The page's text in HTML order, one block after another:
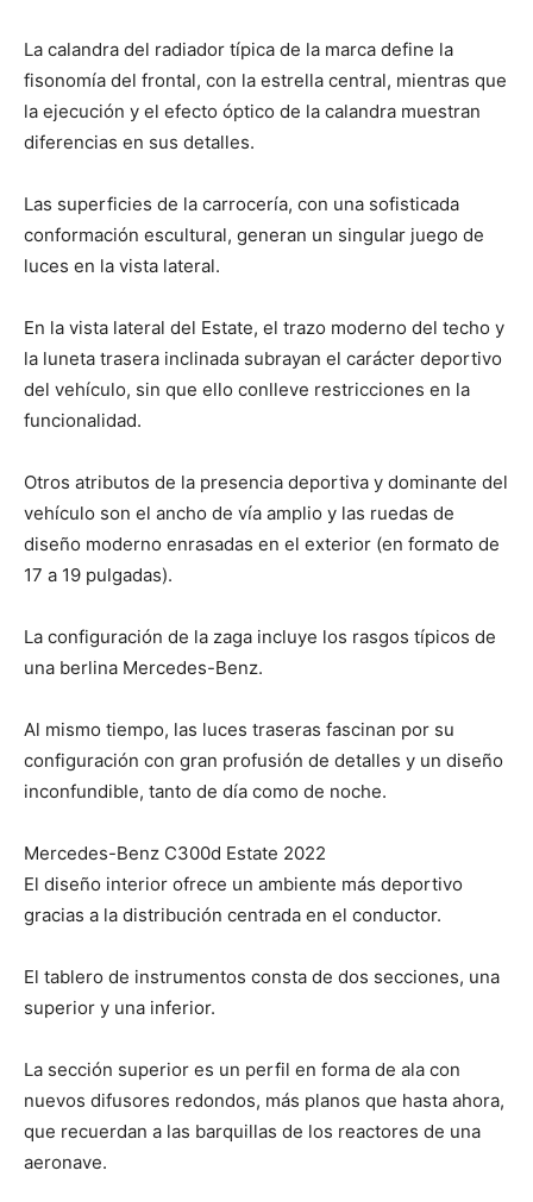
La calandra del radiador típica de la marca define la
fisonomía del frontal, con la estrella central, mientras que
la ejecución y el efecto óptico de la calandra muestran
diferencias en sus detalles.
Las superficies de la carrocería, con una sofisticada
conformación escultural, generan un singular juego de
luces en la vista lateral.
En la vista lateral del Estate, el trazo moderno del techo y
la luneta trasera inclinada subrayan el carácter deportivo
del vehículo, sin que ello conlleve restricciones en la
funcionalidad.
Otros atributos de la presencia deportiva y dominante del
vehículo son el ancho de vía amplio y las ruedas de
diseño moderno enrasadas en el exterior (en formato de
17 a 19 pulgadas).
La configuración de la zaga incluye los rasgos típicos de
una berlina Mercedes-Benz.
Al mismo tiempo, las luces traseras fascinan por su
configuración con gran profusión de detalles y un diseño
inconfundible, tanto de día como de noche.
Mercedes-Benz C300d Estate 2022
El diseño interior ofrece un ambiente más deportivo
gracias a la distribución centrada en el conductor.
El tablero de instrumentos consta de dos secciones, una
superior y una inferior.
La sección superior es un perfil en forma de ala con
nuevos difusores redondos, más planos que hasta ahora,
que recuerdan a las barquillas de los reactores de una
aeronave.